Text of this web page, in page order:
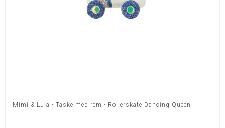
Mimi & Lula - Taske med rem - Rollerskate Dancing Queen